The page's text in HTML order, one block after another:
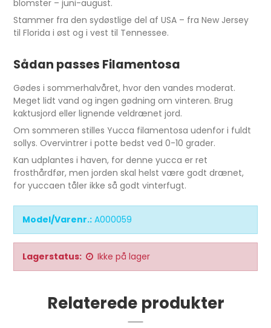
blomster – juni-august.
Stammer fra den sydøstlige del af USA – fra New Jersey
til Florida i øst og i vest til Tennessee.
Sådan passes Filamentosa
Gødes i sommerhalvåret, hvor den vandes moderat.
Meget lidt vand og ingen gødning om vinteren. Brug
kaktusjord eller lignende veldrænet jord.
Om sommeren stilles Yucca filamentosa udenfor i fuldt
sollys. Overvintrer i potte bedst ved 0-10 grader.
Kan udplantes i haven, for denne yucca er ret
frosthårdfør, men jorden skal helst være godt drænet,
for yuccaen tåler ikke så godt vinterfugt.
Model/Varenr.: A000059
Lagerstatus: Ikke på lager
Relaterede produkter